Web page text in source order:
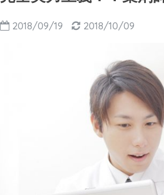
2018/09/19 2018/10/09